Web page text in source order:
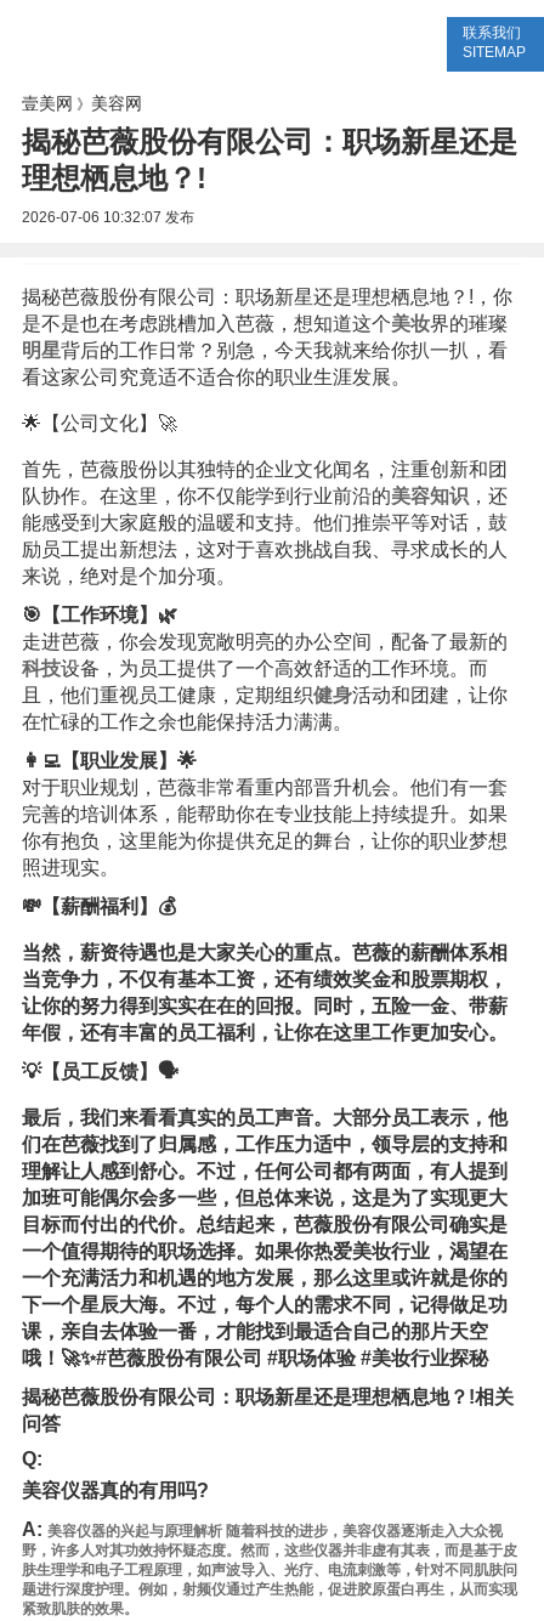
联系我们
SITEMAP
壹美网 》 美容网
揭秘芭薇股份有限公司：职场新星还是
理想栖息地？!
2026-07-06 10:32:07 发布
揭秘芭薇股份有限公司：职场新星还是理想栖息地？!，你
是不是也在考虑跳槽加入芭薇，想知道这个美妆界的璀璨
明星背后的工作日常？别急，今天我就来给你扒一扒，看
看这家公司究竟适不适合你的职业生涯发展。
🌟【公司文化】🚀
首先，芭薇股份以其独特的企业文化闻名，注重创新和团
队协作。在这里，你不仅能学到行业前沿的美容知识 ，还
能感受到大家庭般的温暖和支持。他们推崇平等对话，鼓
励员工提出新想法，这对于喜欢挑战自我、寻求成长的人
来说，绝对是个加分项。
🎯【工作环境】🌿
走进芭薇，你会发现宽敞明亮的办公空间，配备了最新的
科技设备，为员工提供了一个高效舒适的工作环境。而
且，他们重视员工健康，定期组织健身活动和团建，让你
在忙碌的工作之余也能保持活力满满。
👩‍💻【职业发展】🌟
对于职业规划，芭薇非常看重内部晋升机会。他们有一套
完善的培训体系，能帮助你在专业技能上持续提升。如果
你有抱负，这里能为你提供充足的舞台，让你的职业梦想
照进现实。
💸【薪酬福利】💰
当然，薪资待遇也是大家关心的重点。芭薇的薪酬体系相
当竞争力，不仅有基本工资，还有绩效奖金和股票期权，
让你的努力得到实实在在的回报。同时，五险一金、带薪
年假，还有丰富的员工福利，让你在这里工作更加安心。
💡【员工反馈】🗣️
最后，我们来看看真实的员工声音。大部分员工表示，他
们在芭薇找到了归属感，工作压力适中，领导层的支持和
理解让人感到舒心。不过，任何公司都有两面，有人提到
加班可能偶尔会多一些，但总体来说，这是为了实现更大
目标而付出的代价。总结起来，芭薇股份有限公司确实是
一个值得期待的职场选择。如果你热爱美妆行业，渴望在
一个充满活力和机遇的地方发展，那么这里或许就是你的
下一个星辰大海。不过，每个人的需求不同，记得做足功
课，亲自去体验一番，才能找到最适合自己的那片天空
哦！🚀✨#芭薇股份有限公司 #职场体验 #美妆行业探秘
揭秘芭薇股份有限公司：职场新星还是理想栖息地？!相关
问答
Q:
美容仪器真的有用吗?
A: 美容仪器的兴起与原理解析 随着科技的进步，美容仪器逐渐走入大众视
野，许多人对其功效持怀疑态度。然而，这些仪器并非虚有其表，而是基于皮
肤生理学和电子工程原理，如声波导入、光疗、电流刺激等，针对不同肌肤问
题进行深度护理。例如，射频仪通过产生热能，促进胶原蛋白再生，从而实现
紧致肌肤的效果。